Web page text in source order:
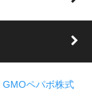
GMOペパボ株式